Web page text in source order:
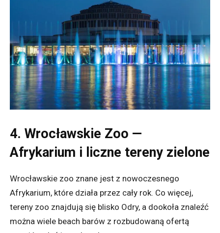
4. Wrocławskie Zoo —
Afrykarium i liczne tereny zielone
Wrocławskie zoo znane jest z nowoczesnego
Afrykarium, które działa przez cały rok. Co więcej,
tereny zoo znajdują się blisko Odry, a dookoła znaleźć
można wiele beach barów z rozbudowaną ofertą